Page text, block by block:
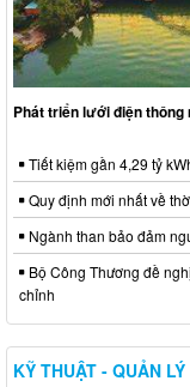
Phát triển lưới điện
Tiết kiệm gần 4,29 tỷ
Quy định mới nhất về
Ngành than bảo đảm
Bộ Công Thương đề
chỉnh
KỸ THUẬT - QUẢN